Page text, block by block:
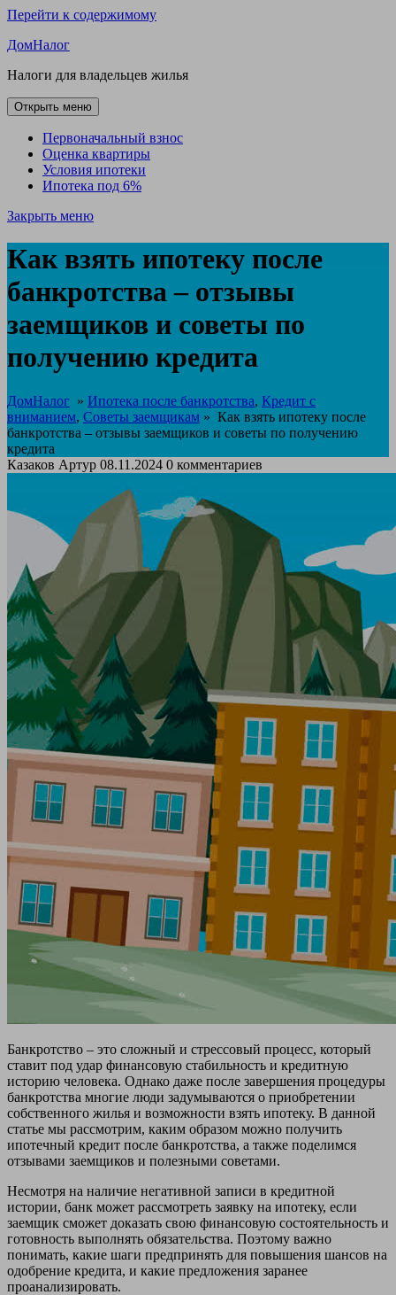
Перейти к содержимому
ДомНалог
Налоги для владельцев жилья
Открыть меню
Первоначальный взнос
Оценка квартиры
Условия ипотеки
Ипотека под 6%
Закрыть меню
Как взять ипотеку после
банкротства – отзывы
заемщиков и советы по
получению кредита
ДомНалог » Ипотека после банкротства, Кредит с
вниманием, Советы заемщикам » Как взять ипотеку после
банкротства – отзывы заемщиков и советы по получению
кредита
Казаков Артур 08.11.2024 0 комментариев
Банкротство – это сложный и стрессовый процесс, который
ставит под удар финансовую стабильность и кредитную
историю человека. Однако даже после завершения процедуры
банкротства многие люди задумываются о приобретении
собственного жилья и возможности взять ипотеку. В данной
статье мы рассмотрим, каким образом можно получить
ипотечный кредит после банкротства, а также поделимся
отзывами заемщиков и полезными советами.
Несмотря на наличие негативной записи в кредитной
истории, банк может рассмотреть заявку на ипотеку, если
заемщик сможет доказать свою финансовую состоятельность и
готовность выполнять обязательства. Поэтому важно
понимать, какие шаги предпринять для повышения шансов на
одобрение кредита, и какие предложения заранее
проанализировать.